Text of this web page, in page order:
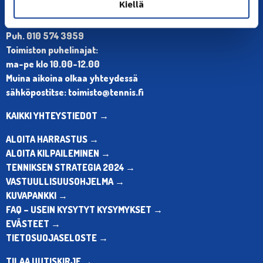
Kiellä
Olympiastadion, Paavo Nurmen tie 1, 00250 Helsinki
Puh. 010 574 3959
Toimiston puhelinajat:
ma-pe klo 10.00-12.00
Muina aikoina olkaa yhteydessä
sähköpostitse: toimisto@tennis.fi
KAIKKI YHTEYSTIEDOT →
ALOITA HARRASTUS →
ALOITA KILPAILEMINEN →
TENNIKSEN STRATEGIA 2024 →
VASTUULLISUUSOHJELMA →
KUVAPANKKI →
FAQ – USEIN KYSYTYT KYSYMYKSET →
EVÄSTEET →
TIETOSUOJASELOSTE →